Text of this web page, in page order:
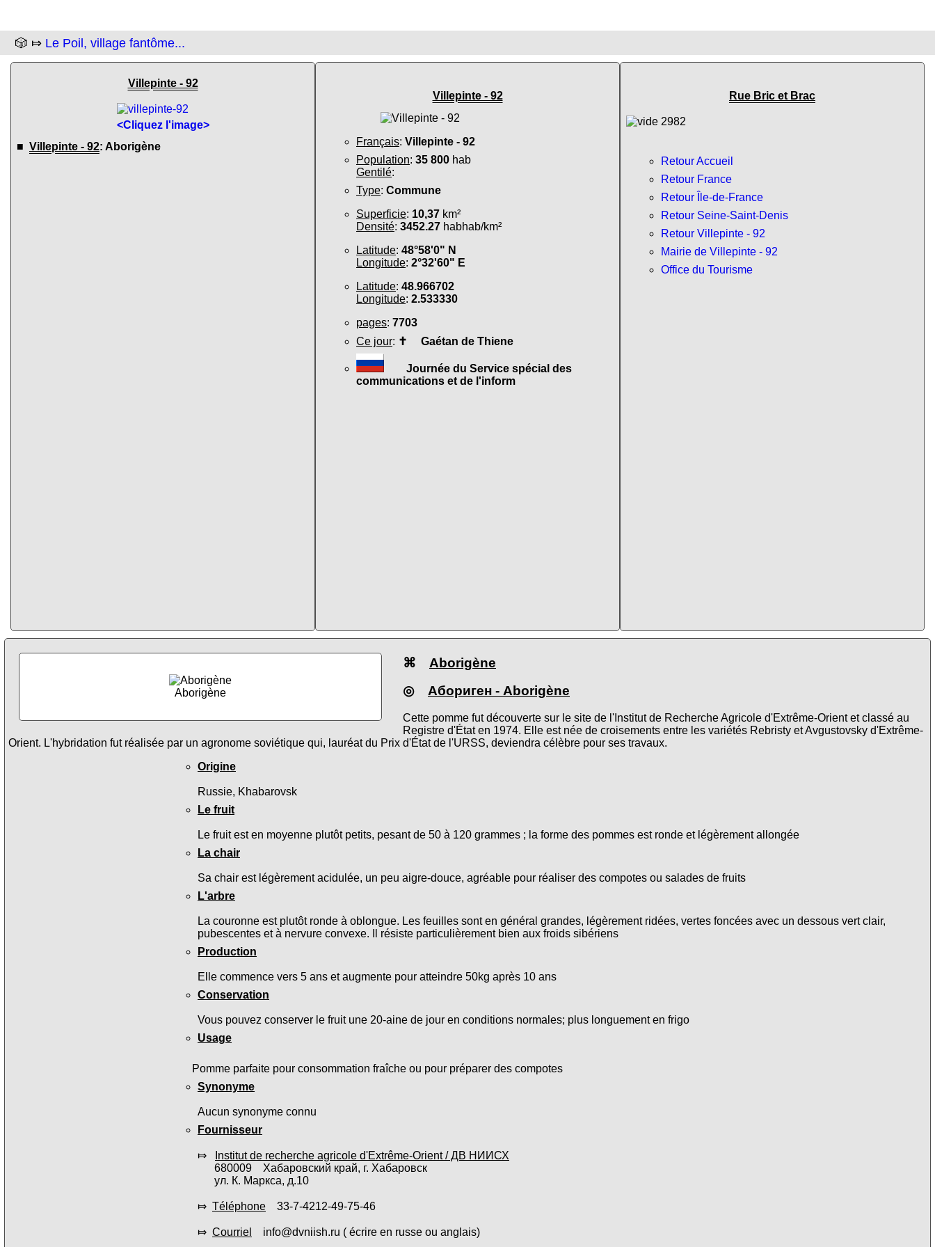
🎲 ⤇ Le Poil, village fantôme...
Villepinte - 92
<Cliquez l'image>
■ Villepinte - 92: Aborigène
Villepinte - 92
Français: Villepinte - 92
Population: 35 800 hab
Gentilé:
Type: Commune
Superficie: 10,37 km²
Densité: 3452.27 habhab/km²
Latitude: 48°58'0" N
Longitude: 2°32'60" E
Latitude: 48.966702
Longitude: 2.533330
pages: 7703
Ce jour: ✝ Gaétan de Thiene
Journée du Service spécial des
communications et de l'inform
Rue Bric et Brac
Retour Accueil
Retour France
Retour Île-de-France
Retour Seine-Saint-Denis
Retour Villepinte - 92
Mairie de Villepinte - 92
Office du Tourisme
Aborigène
⌘ Aborigène
◎ Абориген - Aborigène
Cette pomme fut découverte sur le site de l'Institut de Recherche Agricole d'Extrême-Orient et classé au
Registre d'État en 1974. Elle est née de croisements entre les variétés Rebristy et Avgustovsky d'Extrême-
Orient. L'hybridation fut réalisée par un agronome soviétique qui, lauréat du Prix d'État de l'URSS, deviendra célèbre pour ses travaux.
Origine
Russie, Khabarovsk
Le fruit
Le fruit est en moyenne plutôt petits, pesant de 50 à 120 grammes ; la forme des pommes est ronde et légèrement allongée
La chair
Sa chair est légèrement acidulée, un peu aigre-douce, agréable pour réaliser des compotes ou salades de fruits
L'arbre
La couronne est plutôt ronde à oblongue. Les feuilles sont en général grandes, légèrement ridées, vertes foncées avec un dessous vert clair,
pubescentes et à nervure convexe. Il résiste particulièrement bien aux froids sibériens
Production
Elle commence vers 5 ans et augmente pour atteindre 50kg après 10 ans
Conservation
Vous pouvez conserver le fruit une 20-aine de jour en conditions normales; plus longuement en frigo
Usage
Pomme parfaite pour consommation fraîche ou pour préparer des compotes
Synonyme
Aucun synonyme connu
Fournisseur
⤇
Institut de recherche agricole d'Extrême-Orient / ДВ НИИСХ
680009 Хабаровский край, г. Хабаровск
ул. К. Маркса, д.10
⤇ Téléphone 33-7-4212-49-75-46
⤇ Courriel info@dvniish.ru ( écrire en russe ou anglais)